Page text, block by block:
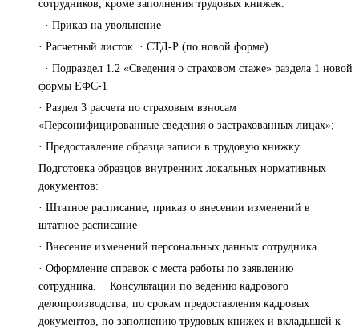
сотрудников, кроме заполнения трудовых книжек:
· Приказ на увольнение
· Расчетный листок · СТД-Р (по новой форме)
· Подраздел 1.2 «Сведения о страховом стаже» раздела 1 новой
формы ЕФС-1
· Раздел 3 расчета по страховым взносам
«Персонифицированные сведения о застрахованных лицах»;
· Предоставление образца записи в трудовую книжку
Подготовка образцов внутренних локальных нормативных
документов:
· Штатное расписание, приказ о внесении изменений в
штатное расписание
· Внесение изменений персональных данных сотрудника
· Оформление справок с места работы по заявлению
сотрудника. · Консультации по ведению кадрового
делопроизводства, по срокам предоставления кадровых
документов, по заполнению трудовых книжек и вкладышей к